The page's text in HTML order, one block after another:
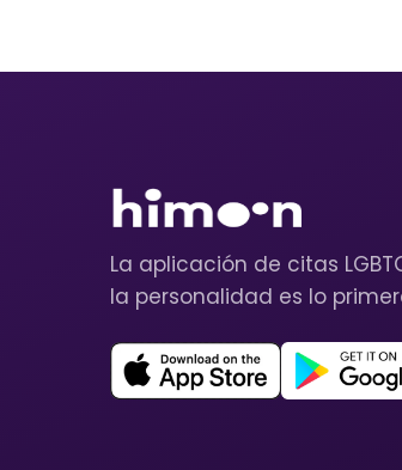
La aplicación de citas
la personalidad es lo